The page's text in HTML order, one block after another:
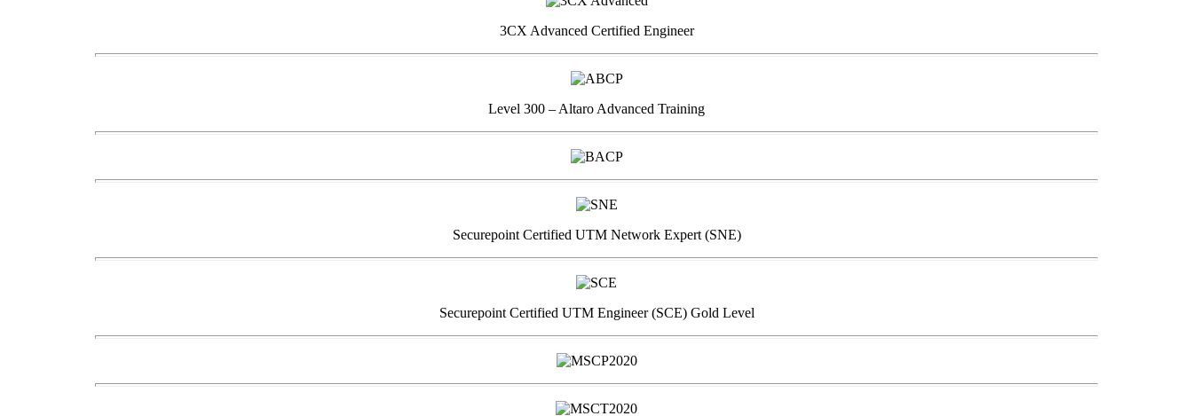
3CX Advanced Certified Engineer
Level 300 – Altaro Advanced Training
Securepoint Certified UTM Network Expert (SNE)
Securepoint Certified UTM Engineer (SCE) Gold Level